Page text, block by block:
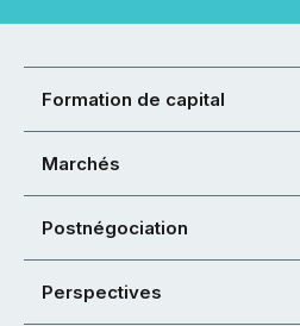
Formation de capital
Marchés
Postnégociation
Perspectives